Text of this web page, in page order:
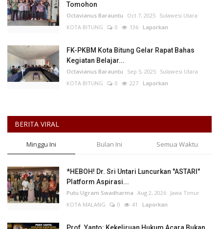
Tomohon
Octavianus Barauntu Oct 7, 2025 Sulawesi Utara
KOTA BITUNG
0 136 Laporkan
FK-PKBM Kota Bitung Gelar Rapat Bahas
Kegiatan Belajar...
Octavianus Barauntu Sep 5, 2025 Sulawesi Utara
KOTA BITUNG
0 227 Laporkan
BERITA VIRAL
Minggu Ini Bulan Ini Semua Waktu
*HEBOH! Dr. Sri Untari Luncurkan "ASTARI"
Platform Aspirasi...
Putu Ugram Swadharma Aug 2, 2026 Jawa Timur
KOTA MALANG
0 41 Laporkan